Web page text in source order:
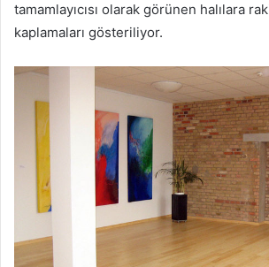
tamamlayıcısı olarak görünen halılara
kaplamaları gösteriliyor.